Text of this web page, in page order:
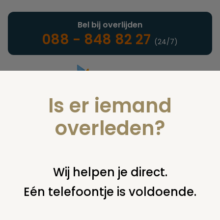
Landelijke uitvaartonderneming
Bel bij overlijden
088 - 848 82 27 (24/7)
U bent hier: home nieuws & agenda nieuws
natuurbegraafplaats de lutte open in 2022
Is er iemand
overleden?
Wij helpen je direct.
Eén telefoontje is voldoende.